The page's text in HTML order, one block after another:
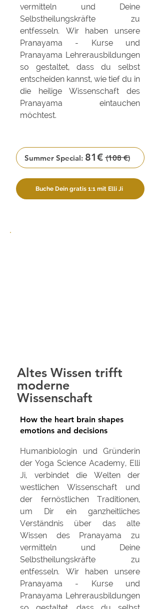
vermitteln und Deine
Selbstheilungskräfte zu
entfesseln. Wir haben unsere
Pranayama - Kurse und
Pranayama Lehrerausbildungen
so gestaltet, dass du selbst
entscheiden kannst, wie tief du in
die heilige Wissenschaft des
Pranayama eintauchen
möchtest.
Buche Dein gratis 1:1 mit Elli Ji
Summer Special: 81€(108 €)
Buche Dein gratis 1:1 mit Elli Ji
Altes Wissen trifft
moderne
Wissenschaft
How the heart brain shapes
emotions and decisions
Humanbiologin und Gründerin
der Yoga Science Academy, Elli
Ji, verbindet die Welten der
westlichen Wissenschaft und
der fernöstlichen Traditionen,
um Dir ein ganzheitliches
Verständnis über das alte
Wissen des Pranayama zu
vermitteln und Deine
Selbstheilungskräfte zu
entfesseln. Wir haben unsere
Pranayama - Kurse und
Pranayama Lehrerausbildungen